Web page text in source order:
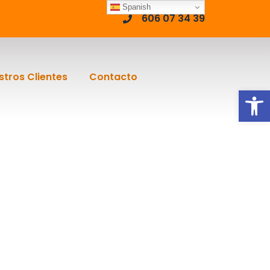
Abrir
606 07 34 39
Clientes Contacto
Spanish